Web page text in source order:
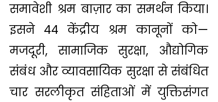
समावेशी श्रम बाज़ार का समर्थन किया।
इसने 44 केंद्रीय श्रम कानूनों को—
मजदूरी, सामाजिक सुरक्षा, औद्योगिक
संबंध और व्यावसायिक सुरक्षा से संबंधित
चार सरलीकृत संहिताओं में युक्तिसंगत